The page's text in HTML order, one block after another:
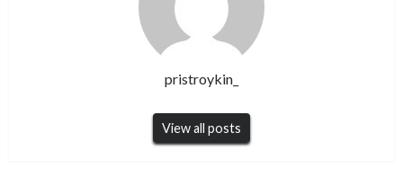
pristroykin_
View all posts